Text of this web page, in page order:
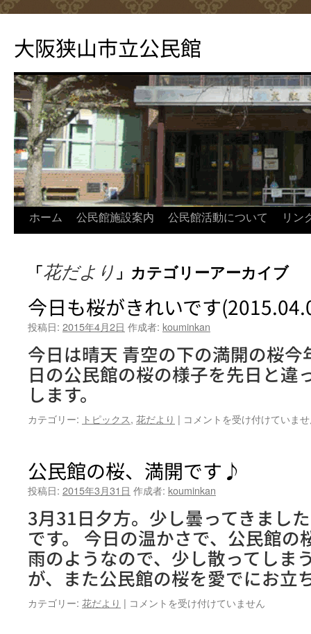
テ
ン
へ
ス
キ
ッ
プ
大阪狭山市立公民館
ホーム 公民館施設案内 公民館活動について リン
「花だより 」カテゴリーアーカイブ
今日も桜がきれいです
投稿日: 2015年4月2日 作成者: kouminkan
今日は晴天 青空の下の満開の桜
日の公民館の桜の様子を先日と違
します。
カテゴリー: トピックス, 花だより | 今
が
き
い
で
す
(2015.04.02)
は
コメントを受け付けていま
公民館の桜、満開です♪
投稿日: 2015年3月31日 作成者: kouminkan
3月31日夕方。少し曇ってきまし
です。 今日の温かさで、公民館の
雨のようなので、少し散ってしま
が、また公民館の桜を愛でにお立
カテゴリー: 花だより | 公
コメントを受け付けていません